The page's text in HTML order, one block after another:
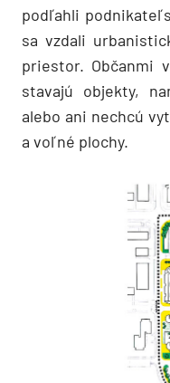
podľahli
sa vzdali
priestor. Občanmi
stavajú objekty,
alebo ani nechcú
a voľné plochy.